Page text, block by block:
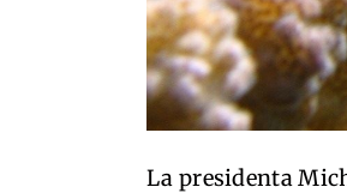
La presidenta